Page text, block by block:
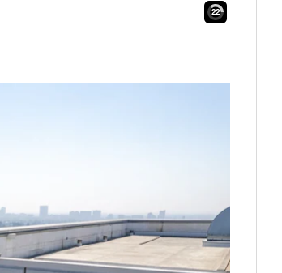
21